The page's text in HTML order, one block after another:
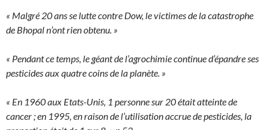
« Malgré 20 ans se lutte contre Dow, le victimes de la catastrophe
de Bhopal n’ont rien obtenu. »
« Pendant ce temps, le géant de l’agrochimie continue d’épandre ses
pesticides aux quatre coins de la planète. »
« En 1960 aux Etats-Unis, 1 personne sur 20 était atteinte de
cancer ; en 1995, en raison de l’utilisation accrue de pesticides, la